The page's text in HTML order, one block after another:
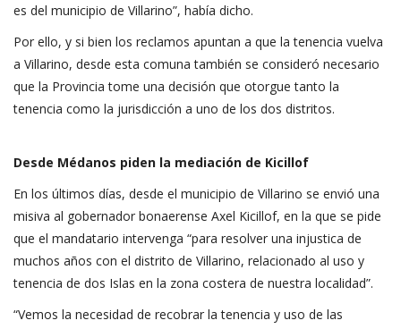
es del municipio de Villarino”, había dicho.
Por ello, y si bien los reclamos apuntan a que la tenencia vuelva
a Villarino, desde esta comuna también se consideró necesario
que la Provincia tome una decisión que otorgue tanto la
tenencia como la jurisdicción a uno de los dos distritos.
Desde Médanos piden la mediación de Kicillof
En los últimos días, desde el municipio de Villarino se envió una
misiva al gobernador bonaerense Axel Kicillof, en la que se pide
que el mandatario intervenga “para resolver una injustica de
muchos años con el distrito de Villarino, relacionado al uso y
tenencia de dos Islas en la zona costera de nuestra localidad”.
“Vemos la necesidad de recobrar la tenencia y uso de las